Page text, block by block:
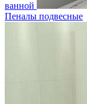
ванной
Пеналы подвесные